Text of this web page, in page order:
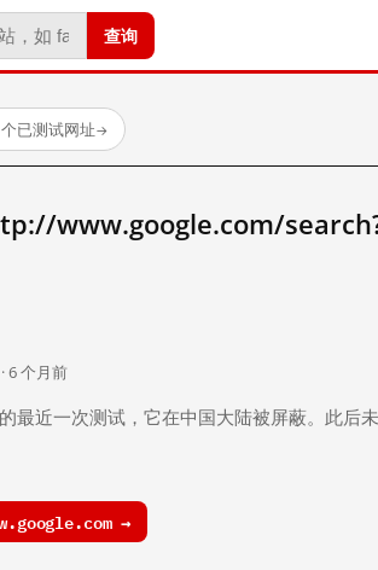
查询
已测试网址→
www.google.com/
6 个月前
最近一次测试，它在中国大陆被屏蔽。此后
→